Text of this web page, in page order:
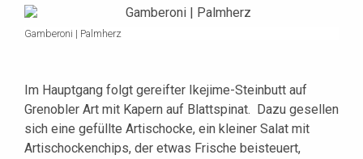
Gamberoni | Palmherz
Im Hauptgang folgt gereifter Ikejime-Steinbutt auf
Grenobler Art mit Kapern auf Blattspinat. Dazu gesellen
sich eine gefüllte Artischocke, ein kleiner Salat mit
Artischockenchips, der etwas Frische beisteuert,